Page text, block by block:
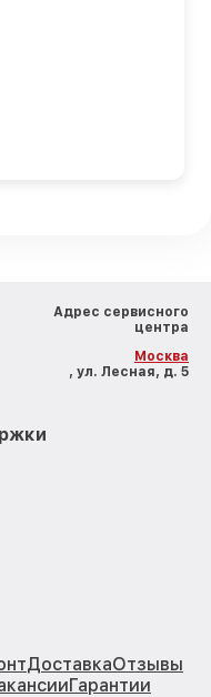
Адрес сервисного
центра
Москва
, ул. Лесная, д. 5
ДоставкаОтзывы
Гарантии